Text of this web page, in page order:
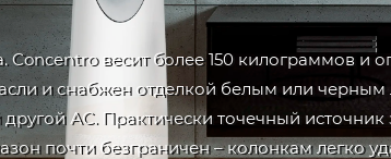
Concentro весит более 150 килограммов и
и снабжен отделкой белым или
АС. Практически точечный
почти безграничен – колонкам легко